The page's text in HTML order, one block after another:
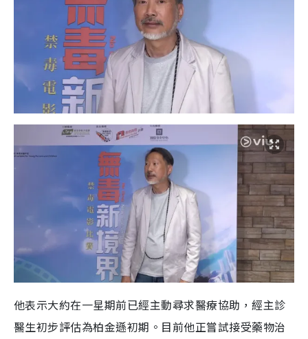
他表示大約在一星期前已經主動尋求醫療協助，經主診
醫生初步評估為柏金遜初期。目前他正嘗試接受藥物治